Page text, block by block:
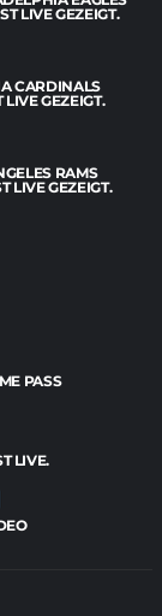
LIVE GEZEIGT.
CARDINALS
GEZEIGT.
RAMS
LIVE GEZEIGT.
PASS
LIVE.